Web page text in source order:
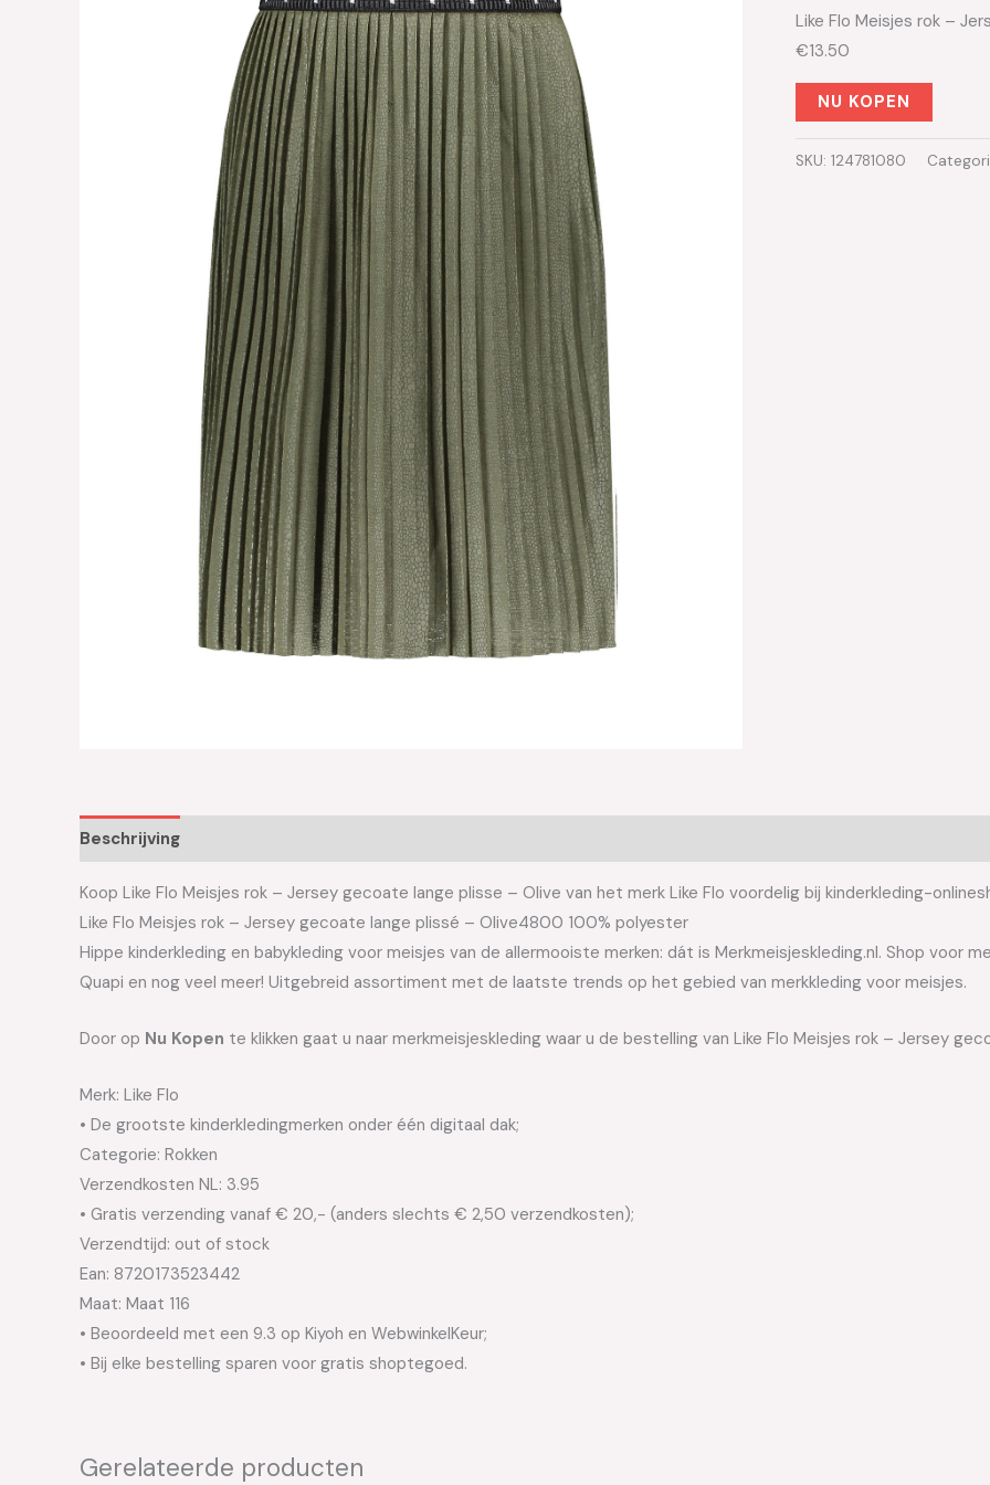
Like Flo Meisjes rok –
€13.50
NU KOPEN
SKU: 124781080
Beschrijving
Koop Like Flo Meisjes rok – Jersey gecoate lange plisse – Olive van het merk Like Flo voordelig bij kinderkleding-
Like Flo Meisjes rok – Jersey gecoate lange plissé – Olive4800 100% polyester
Hippe kinderkleding en babykleding voor meisjes van de allermooiste merken: dát is Merkmeisjeskleding.nl. Shop voor
Quapi en nog veel meer! Uitgebreid assortiment met de laatste trends op het gebied van merkkleding voor meisjes.
Door op Nu Kopen te klikken gaat u naar merkmeisjeskleding waar u de bestelling van Like Flo Meisjes rok – Jersey
Merk: Like Flo
• De grootste kinderkledingmerken onder één digitaal dak;
Categorie: Rokken
Verzendkosten NL: 3.95
• Gratis verzending vanaf € 20,- (anders slechts € 2,50 verzendkosten);
Verzendtijd: out of stock
Ean: 8720173523442
Maat: Maat 116
• Beoordeeld met een 9.3 op Kiyoh en WebwinkelKeur;
• Bij elke bestelling sparen voor gratis shoptegoed.
Gerelateerde producten